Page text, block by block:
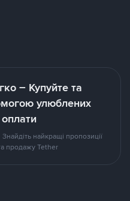
– Купуйте та
улюблених
найкращі пропозиції
продажу Tether